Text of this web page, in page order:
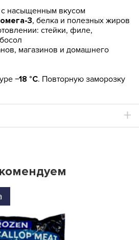
насыщенным вкусом
омега-3, белка и полезных жиров
стейки, филе,
магазинов и домашнего
−18 °C. Повторную заморозку